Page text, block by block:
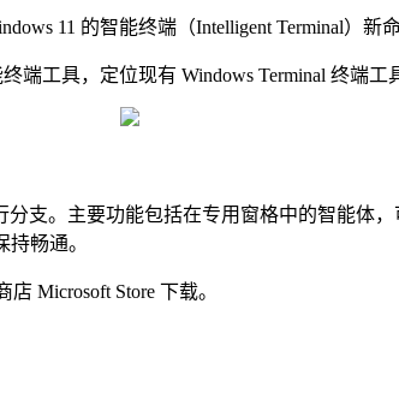
11 的智能终端（Intelligent Terminal）新
工具，定位现有 Windows Terminal 终端工
。主要功能包括在专用窗格中的智能体，
畅通。
Microsoft Store 下载。